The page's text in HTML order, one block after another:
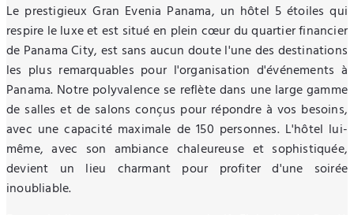
Le prestigieux Gran Evenia Panama, un hôtel 5 étoiles qui
respire le luxe et est situé en plein cœur du quartier financier
de Panama City, est sans aucun doute l'une des destinations
les plus remarquables pour l'organisation d'événements à
Panama. Notre polyvalence se reflète dans une large gamme
de salles et de salons conçus pour répondre à vos besoins,
avec une capacité maximale de 150 personnes. L'hôtel lui-
même, avec son ambiance chaleureuse et sophistiquée,
devient un lieu charmant pour profiter d'une soirée
inoubliable.